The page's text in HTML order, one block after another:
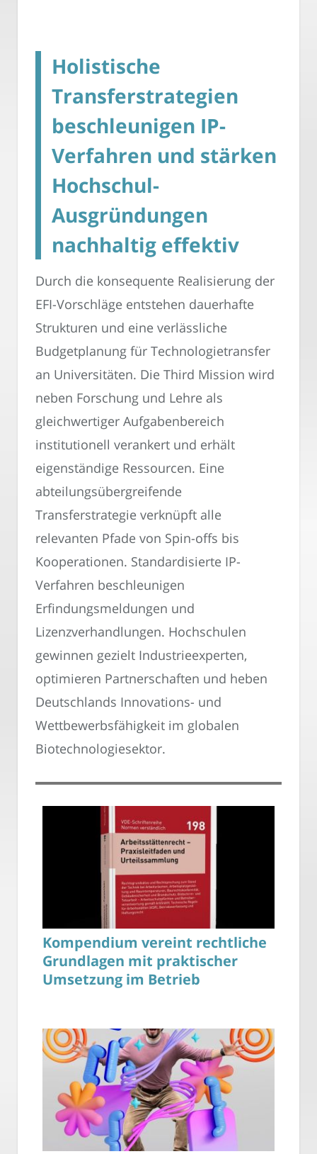
Holistische
Transferstrategien
beschleunigen IP-
Verfahren und stärken
Hochschul-
Ausgründungen
nachhaltig effektiv
Durch die konsequente Realisierung der
EFI-Vorschläge entstehen dauerhafte
Strukturen und eine verlässliche
Budgetplanung für Technologietransfer
an Universitäten. Die Third Mission wird
neben Forschung und Lehre als
gleichwertiger Aufgabenbereich
institutionell verankert und erhält
eigenständige Ressourcen. Eine
abteilungsübergreifende
Transferstrategie verknüpft alle
relevanten Pfade von Spin-offs bis
Kooperationen. Standardisierte IP-
Verfahren beschleunigen
Erfindungsmeldungen und
Lizenzverhandlungen. Hochschulen
gewinnen gezielt Industrieexperten,
optimieren Partnerschaften und heben
Deutschlands Innovations- und
Wettbewerbsfähigkeit im globalen
Biotechnologiesektor.
Kompendium vereint rechtliche
Grundlagen mit praktischer
Umsetzung im Betrieb